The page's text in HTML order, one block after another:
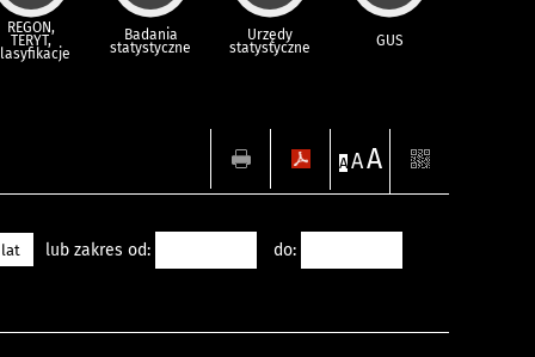
REGON,
TERYT, Badania
statystyczne
Urzędy
statystyczne GUS
A AA
lub zakres od: do: